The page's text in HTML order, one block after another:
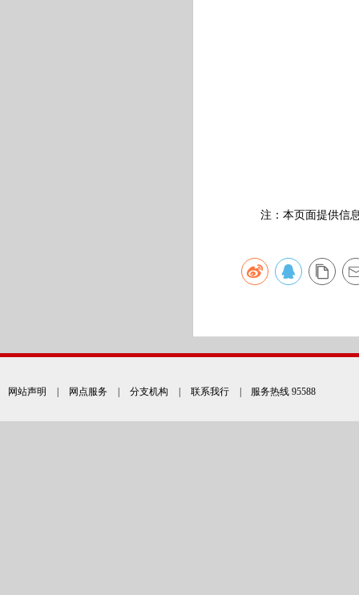
注：本页面提供信息
网站声明 网点服务 分支机构 联系我行 | 服务热线 95588